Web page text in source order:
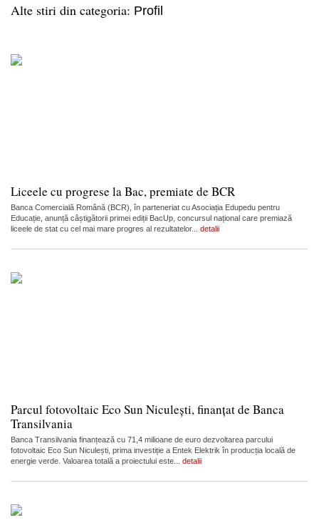
Alte stiri din categoria: Profil
Liceele cu progrese la Bac, premiate de BCR
Banca Comercială Română (BCR), în parteneriat cu Asociația Edupedu pentru
Educație, anunță câștigătorii primei ediții BacUp, concursul național care premiază
liceele de stat cu cel mai mare progres al rezultatelor... detalii
Parcul fotovoltaic Eco Sun Niculești, finanțat de Banca
Transilvania
Banca Transilvania finanțează cu 71,4 milioane de euro dezvoltarea parcului
fotovoltaic Eco Sun Niculești, prima investiție a Entek Elektrik în producția locală de
energie verde. Valoarea totală a proiectului este... detalii